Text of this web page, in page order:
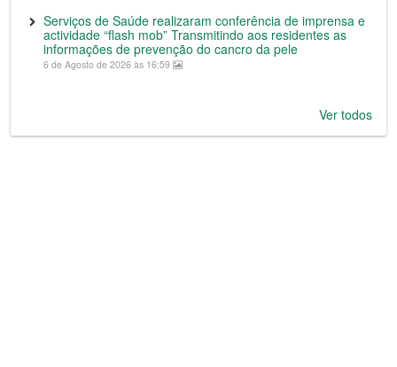
Serviços de Saúde realizaram conferência de imprensa e
actividade “flash mob” Transmitindo aos residentes as
informações de prevenção do cancro da pele
6 de Agosto de 2026 às 16:59
Ver todos